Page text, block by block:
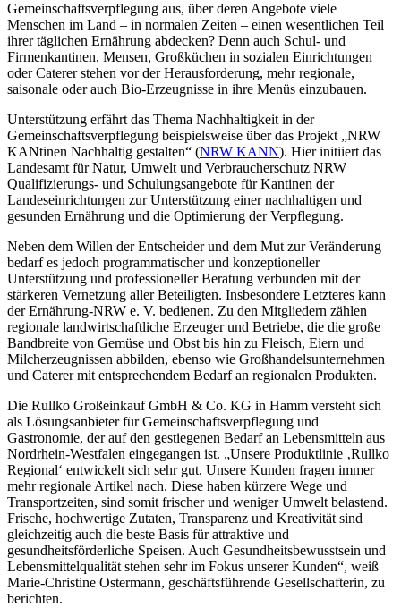
Gemeinschaftsverpflegung aus, über deren Angebote viele
Menschen im Land – in normalen Zeiten – einen wesentlichen Teil
ihrer täglichen Ernährung abdecken? Denn auch Schul- und
Firmenkantinen, Mensen, Großküchen in sozialen Einrichtungen
oder Caterer stehen vor der Herausforderung, mehr regionale,
saisonale oder auch Bio-Erzeugnisse in ihre Menüs einzubauen.
Unterstützung erfährt das Thema Nachhaltigkeit in der
Gemeinschaftsverpflegung beispielsweise über das Projekt „NRW
KANtinen Nachhaltig gestalten“ (NRW KANN). Hier initiiert das
Landesamt für Natur, Umwelt und Verbraucherschutz NRW
Qualifizierungs- und Schulungsangebote für Kantinen der
Landeseinrichtungen zur Unterstützung einer nachhaltigen und
gesunden Ernährung und die Optimierung der Verpflegung.
Neben dem Willen der Entscheider und dem Mut zur Veränderung
bedarf es jedoch programmatischer und konzeptioneller
Unterstützung und professioneller Beratung verbunden mit der
stärkeren Vernetzung aller Beteiligten. Insbesondere Letzteres kann
der Ernährung-NRW e. V. bedienen. Zu den Mitgliedern zählen
regionale landwirtschaftliche Erzeuger und Betriebe, die die große
Bandbreite von Gemüse und Obst bis hin zu Fleisch, Eiern und
Milcherzeugnissen abbilden, ebenso wie Großhandelsunternehmen
und Caterer mit entsprechendem Bedarf an regionalen Produkten.
Die Rullko Großeinkauf GmbH & Co. KG in Hamm versteht sich
als Lösungsanbieter für Gemeinschaftsverpflegung und
Gastronomie, der auf den gestiegenen Bedarf an Lebensmitteln aus
Nordrhein-Westfalen eingegangen ist. „Unsere Produktlinie ‚Rullko
Regional‘ entwickelt sich sehr gut. Unsere Kunden fragen immer
mehr regionale Artikel nach. Diese haben kürzere Wege und
Transportzeiten, sind somit frischer und weniger Umwelt belastend.
Frische, hochwertige Zutaten, Transparenz und Kreativität sind
gleichzeitig auch die beste Basis für attraktive und
gesundheitsförderliche Speisen. Auch Gesundheitsbewusstsein und
Lebensmittelqualität stehen sehr im Fokus unserer Kunden“, weiß
Marie-Christine Ostermann, geschäftsführende Gesellschafterin, zu
berichten.